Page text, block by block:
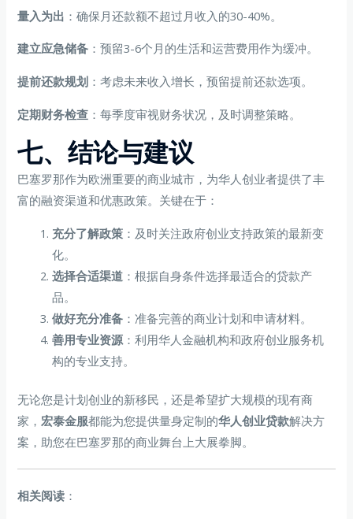
量入为出 ：确保月还款额不超过月收入的30-40%。
建立应急储备 ：预留3-6个月的生活和运营费用作为缓冲。
提前还款规划 ：考虑未来收入增长，预留提前还款选项。
定期财务检查 ：每季度审视财务状况，及时调整策略。
七、结论与建议
巴塞罗那作为欧洲重要的商业城市，为华人创业者提供了丰
富的融资渠道和优惠政策。关键在于：
充分了解政策 ：及时关注政府创业支持政策的最新变
化。
选择合适渠道 ：根据自身条件选择最适合的贷款产
品。
做好充分准备 ：准备完善的商业计划和申请材料。
善用专业资源 ：利用华人金融机构和政府创业服务机
构的专业支持。
无论您是计划创业的新移民，还是希望扩大规模的现有商
家， 宏泰金服都能为您提供量身定制的华人创业贷款解决方
案，助您在巴塞罗那的商业舞台上大展拳脚。
相关阅读 ：